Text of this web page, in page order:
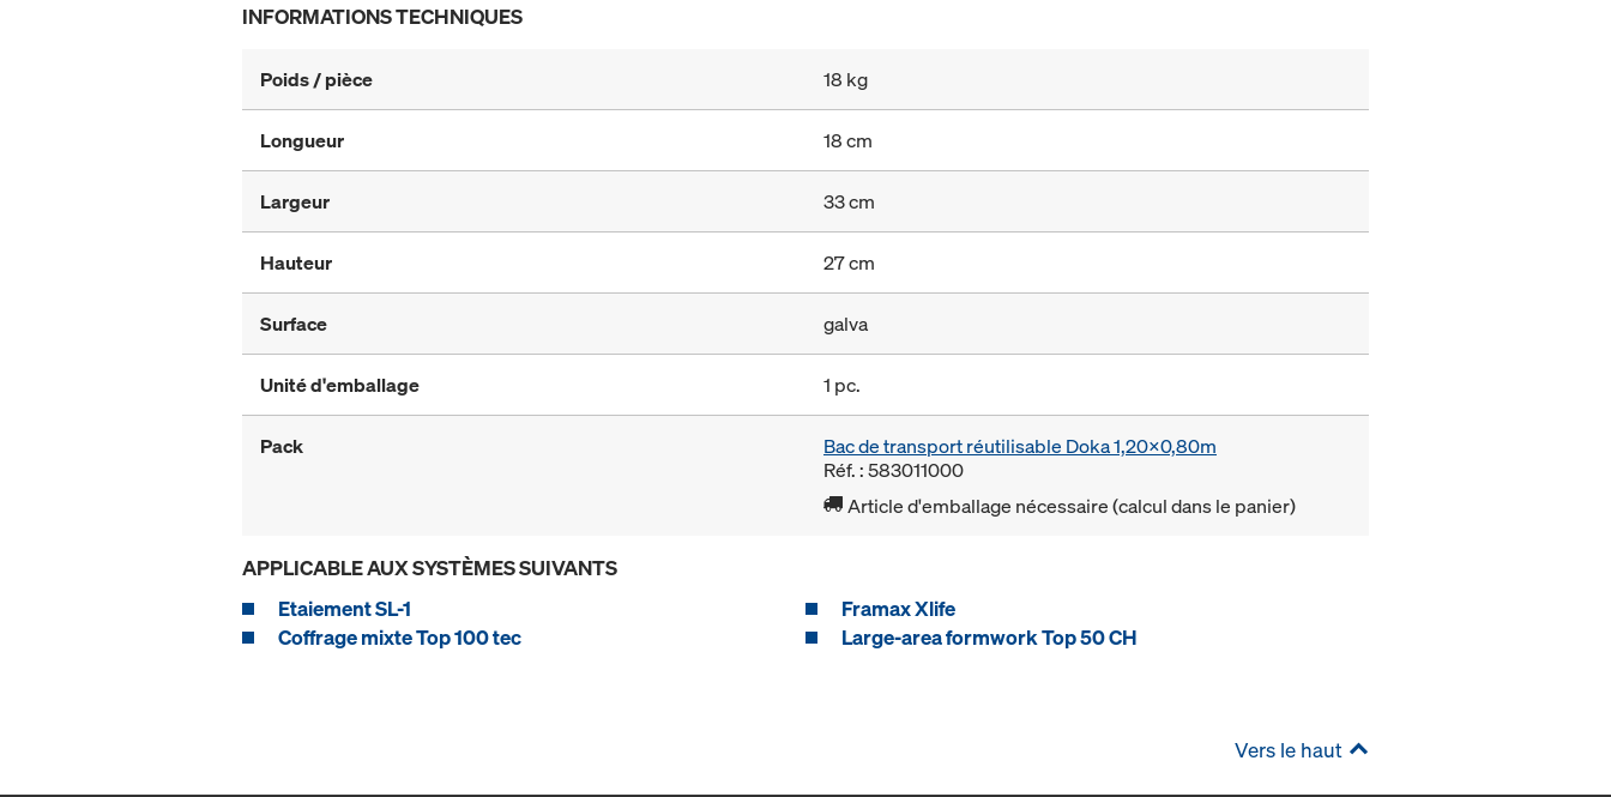
INFORMATIONS TECHNIQUES
Poids / pièce 18 kg
Longueur 18 cm
Largeur 33 cm
Hauteur 27 cm
Surface galva
Unité d'emballage 1 pc.
Pack
Bac de transport réutilisable Doka 1,20x0,80m
Réf. : 583011000
Article d'emballage nécessaire (calcul dans le panier)
APPLICABLE AUX SYSTÈMES SUIVANTS
Etaiement SL-1
Framax Xlife
Coffrage mixte Top 100 tec
Large-area formwork Top 50 CH
Vers le haut